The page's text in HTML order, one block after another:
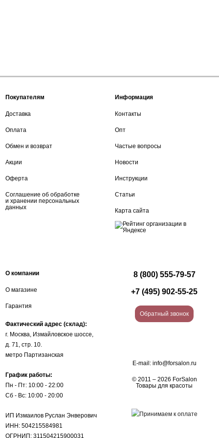
Покупателям
Доставка
Оплата
Обмен и возврат
Акции
Оферта
Соглашение об обработке
и хранении персональных
данных
Информация
Контакты
Опт
Частые вопросы
Новости
Инструкции
Статьи
Карта сайта
О компании
О магазине
Гарантия
Фактический адрес (склад):
г. Москва, Измайловское шоссе,
д. 71, стр. 10.
метро Партизанская
График работы:
Пн - Пт: 10:00 - 22:00
Сб - Вс: 10:00 - 20:00
ИП Измаилов Руслан Энверович
ИНН: 504215584981
ОГРНИП: 311504215900031
8 (800) 555-79-57
+7 (495) 902-55-25
Обратный звонок
E-mail: info@forsalon.ru
© 2011 – 2026 ForSalon
Товары для красоты